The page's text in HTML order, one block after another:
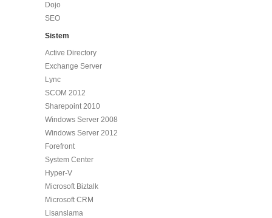
Dojo
SEO
Sistem
Active Directory
Exchange Server
Lync
SCOM 2012
Sharepoint 2010
Windows Server 2008
Windows Server 2012
Forefront
System Center
Hyper-V
Microsoft Biztalk
Microsoft CRM
Lisanslama